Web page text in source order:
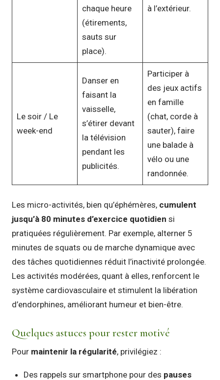
chaque heure
(étirements,
sauts sur
place).
à l’extérieur.
Le soir / Le
week-end
Danser en
faisant la
vaisselle,
s’étirer devant
la télévision
pendant les
publicités.
Participer à
des jeux actifs
en famille
(chat, corde à
sauter), faire
une balade à
vélo ou une
randonnée.
Les micro-activités, bien qu’éphémères, cumulent
jusqu’à 80 minutes d’exercice quotidien si
pratiquées régulièrement. Par exemple, alterner 5
minutes de squats ou de marche dynamique avec
des tâches quotidiennes réduit l’inactivité prolongée.
Les activités modérées, quant à elles, renforcent le
système cardiovasculaire et stimulent la libération
d’endorphines, améliorant humeur et bien-être.
Quelques astuces pour rester motivé
Pour maintenir la régularité, privilégiez :
Des rappels sur smartphone pour des pauses